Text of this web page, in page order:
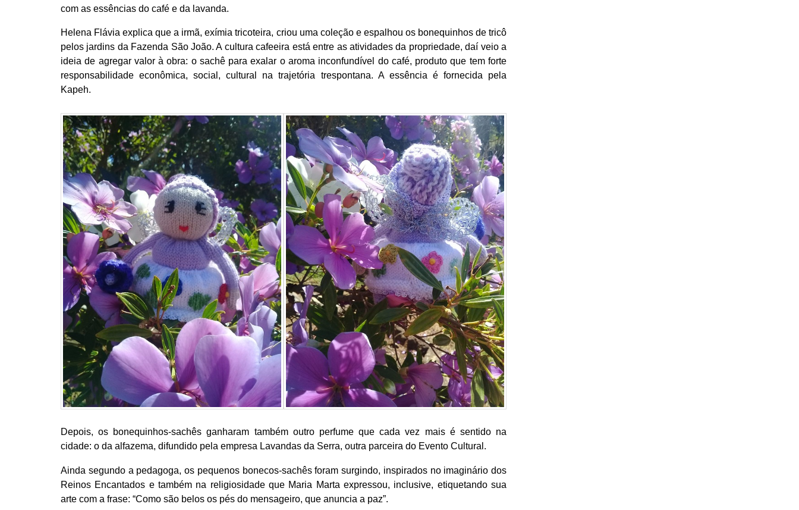
com as essências do café e da lavanda.
Helena Flávia explica que a irmã, exímia tricoteira, criou uma coleção e espalhou os bonequinhos de tricô
pelos jardins da Fazenda São João. A cultura cafeeira está entre as atividades da propriedade, daí veio a
ideia de agregar valor à obra: o sachê para exalar o aroma inconfundível do café, produto que tem forte
responsabilidade econômica, social, cultural na trajetória trespontana. A essência é fornecida pela
Kapeh.
Depois, os bonequinhos-sachês ganharam também outro perfume que cada vez mais é sentido na
cidade: o da alfazema, difundido pela empresa Lavandas da Serra, outra parceira do Evento Cultural.
Ainda segundo a pedagoga, os pequenos bonecos-sachês foram surgindo, inspirados no imaginário dos
Reinos Encantados e também na religiosidade que Maria Marta expressou, inclusive, etiquetando sua
arte com a frase: “Como são belos os pés do mensageiro, que anuncia a paz”.